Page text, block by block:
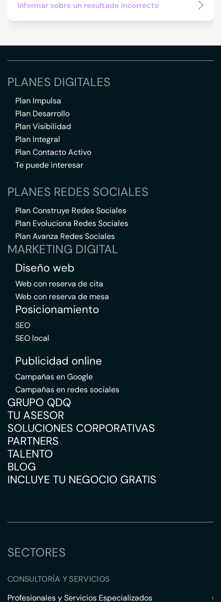
Informar sobre un resultado incorrecto
PLANES DIGITALES
Plan Impulsa
Plan Desarrollo
Plan Visibilidad
Plan Integral
Plan Contacto Activo
Te puede interesar
PLANES REDES SOCIALES
Plan Construye Redes Sociales
Plan Evoluciona Redes Sociales
Plan Avanza Redes Sociales
MARKETING DIGITAL
Diseño web
Web con reserva de cita
Web con reserva de mesa
Posicionamiento
SEO
SEO local
Publicidad online
Campañas en Google
Campañas en redes sociales
GRUPO QDQ
TU ASESOR
SOLUCIONES CORPORATIVAS
PARTNERS
TALENTO
BLOG
INCLUYE TU NEGOCIO GRATIS
SECTORES
CONSULTORÍA Y SERVICIOS
Profesionales y Servicios Especializados
›